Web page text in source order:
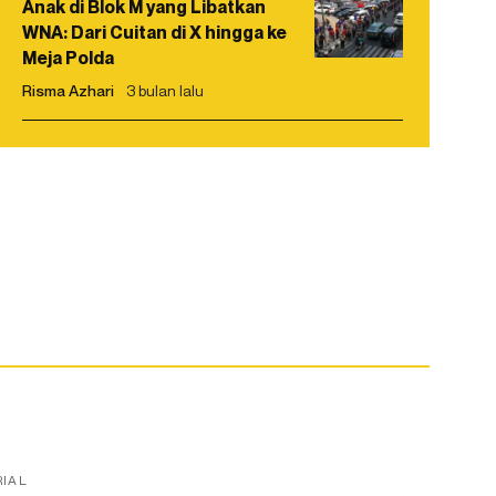
Anak di Blok M yang Libatkan
WNA: Dari Cuitan di X hingga ke
Meja Polda
Risma Azhari 3 bulan lalu